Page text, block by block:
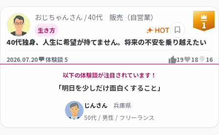
1
生き方
おじちゃんさん / 40代 販売（自営業）
40代独身、人生に希望が持てません。将来の不安を乗り越えたい
2026.07.20 体験談 5 19 18
16
以下の体験談が注目されています！
「明日を少しだけ面白くすること」
じんさん
兵庫県
50代 / 男性 / フリーランス